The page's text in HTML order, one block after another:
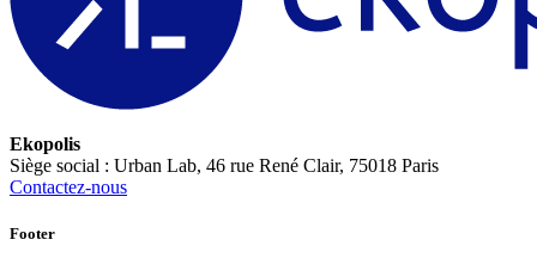
Ekopolis
Siège social : Urban Lab, 46 rue René Clair, 75018 Paris
Contactez-nous
Footer